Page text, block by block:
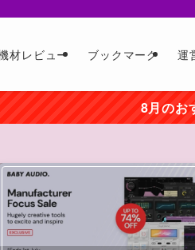
材レビュー ブックマーク 運
8月のお